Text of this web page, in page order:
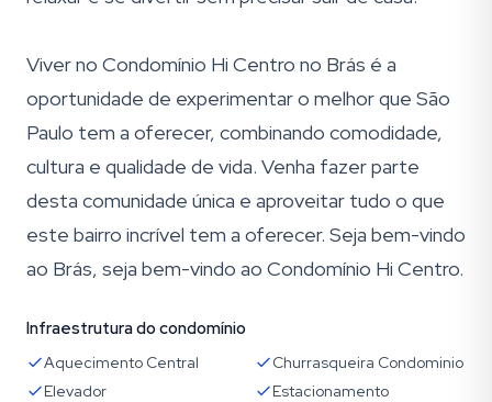
Viver no Condomínio Hi Centro no Brás é a
oportunidade de experimentar o melhor que São
Paulo tem a oferecer, combinando comodidade,
cultura e qualidade de vida. Venha fazer parte
desta comunidade única e aproveitar tudo o que
este bairro incrível tem a oferecer. Seja bem-vindo
ao Brás, seja bem-vindo ao Condomínio Hi Centro.
Infraestrutura do condomínio
Aquecimento Central
Churrasqueira Condominio
Elevador
Estacionamento